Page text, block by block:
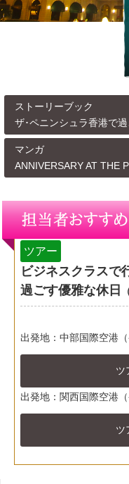
ストーリーブック
ザ･ペニンシュラ香港で
マンガ
ANNIVERSARY AT THE
ツアー
ビジネスクラスで
過ごす優雅な休日
出発地：中部国際空港（
ツ
出発地：関西国際空港（
ツ